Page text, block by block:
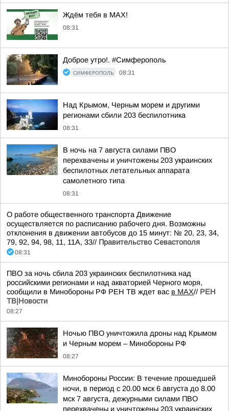
Ждём тебя в MAX!
08:31
Доброе утро!. #Симферополь
СИМФЕРОПОЛЬ 08:31
Над Крымом, Черным морем и другими
регионами сбили 203 беспилотника
08:31
В ночь на 7 августа силами ПВО
перехвачены и уничтожены 203 украинских
беспилотных летательных аппарата
самолетного типа
08:31
О работе общественного транспорта Движение
осуществляется по расписанию рабочего дня. Возможны
отклонения в движении автобусов до 15 минут: № 20, 23, 34,
79, 92, 94, 98, 11, 11А, 33// Правительство Севастополя
08:31
ПВО за ночь сбила 203 украинских беспилотника над
российскими регионами и над акваторией Черного моря,
сообщили в Минобороны РФ РЕН ТВ ждет вас в MAX// РЕН
ТВ|Новости
08:27
Ночью ПВО уничтожила дроны над Крымом
и Черным морем – Минобороны РФ
08:27
Минобороны России: В течение прошедшей
ночи, в период с 20.00 мск 6 августа до 8.00
мск 7 августа, дежурными силами ПВО
перехвачены и уничтожены 203 украинских